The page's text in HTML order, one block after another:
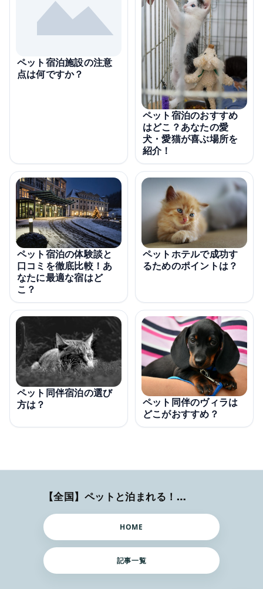
ペット宿泊施設の注意
点は何ですか？
ペット宿泊のおすすめ
はどこ？あなたの愛
犬・愛猫が喜ぶ場所を
紹介！
ペット宿泊の体験談と
口コミを徹底比較！あ
なたに最適な宿はど
こ？
ペットホテルで成功す
るためのポイントは？
ペット同伴宿泊の選び
方は？
ペット同伴のヴィラは
どこがおすすめ？
【全国】ペットと泊まれる！ホテル・旅館・ヴィラ
HOME
記事一覧